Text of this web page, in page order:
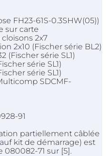
FH23-61S-0.3SHW(05))
sur carte
2x7
2x10 (Fischer série BL2)
(Fischer série SL1)
série SL1)
série SL1)
SDCMF-
91
partiellement câblée
kit de démarrage) est
71 sur [5].